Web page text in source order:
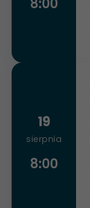
19
sierpnia
8:00